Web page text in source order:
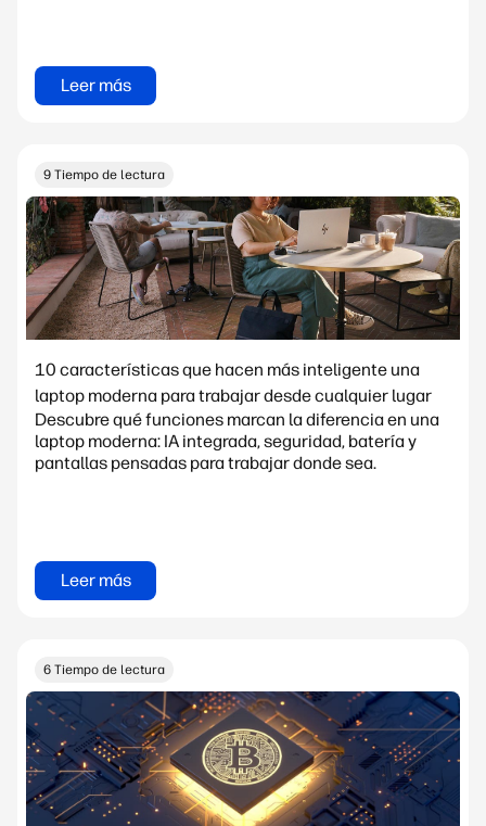
Leer más
9 Tiempo de lectura
10 características que hacen más inteligente una
laptop moderna para trabajar desde cualquier lugar
Descubre qué funciones marcan la diferencia en una
laptop moderna: IA integrada, seguridad, batería y
pantallas pensadas para trabajar donde sea.
Leer más
6 Tiempo de lectura